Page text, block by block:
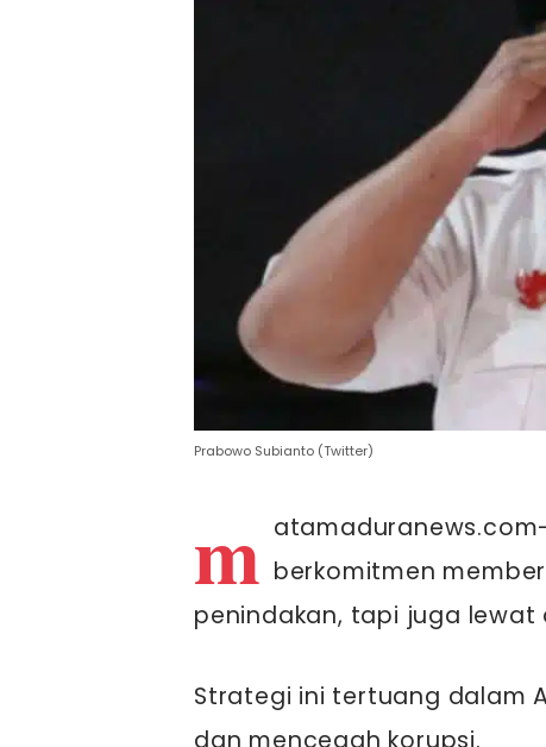
Prabowo Subianto (Twitter)
m berkomitmen
penindakan, tapi juga
Strategi ini tertuang dalam
dan mencegah korupsi.